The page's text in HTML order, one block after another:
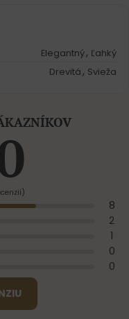
Elegantný, Ľahký
Drevitá, Svieža
8
2
1
0
0